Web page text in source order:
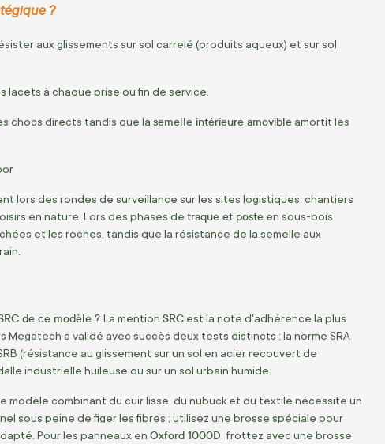
?
aux glissements sur sol carrelé (produits aqueux) et sur sol
à chaque prise ou fin de service.
chocs directs tandis que la semelle intérieure amovible amortit les
lors des rondes de surveillance sur les sites logistiques, chantiers
en nature. Lors des phases de traque et poste en sous-bois
et les roches, tandis que la résistance de la semelle aux
de ce modèle ? La mention SRC est la note d'adhérence la plus
a validé avec succès deux tests distincts : la norme SRA
(résistance au glissement sur un sol en acier recouvert de
industrielle huileuse ou sur un sol urbain humide.
modèle combinant du cuir lisse, du nubuck et du textile nécessite un
sous peine de figer les fibres ; utilisez une brosse spéciale pour
Pour les panneaux en Oxford 1000D, frottez avec une brosse